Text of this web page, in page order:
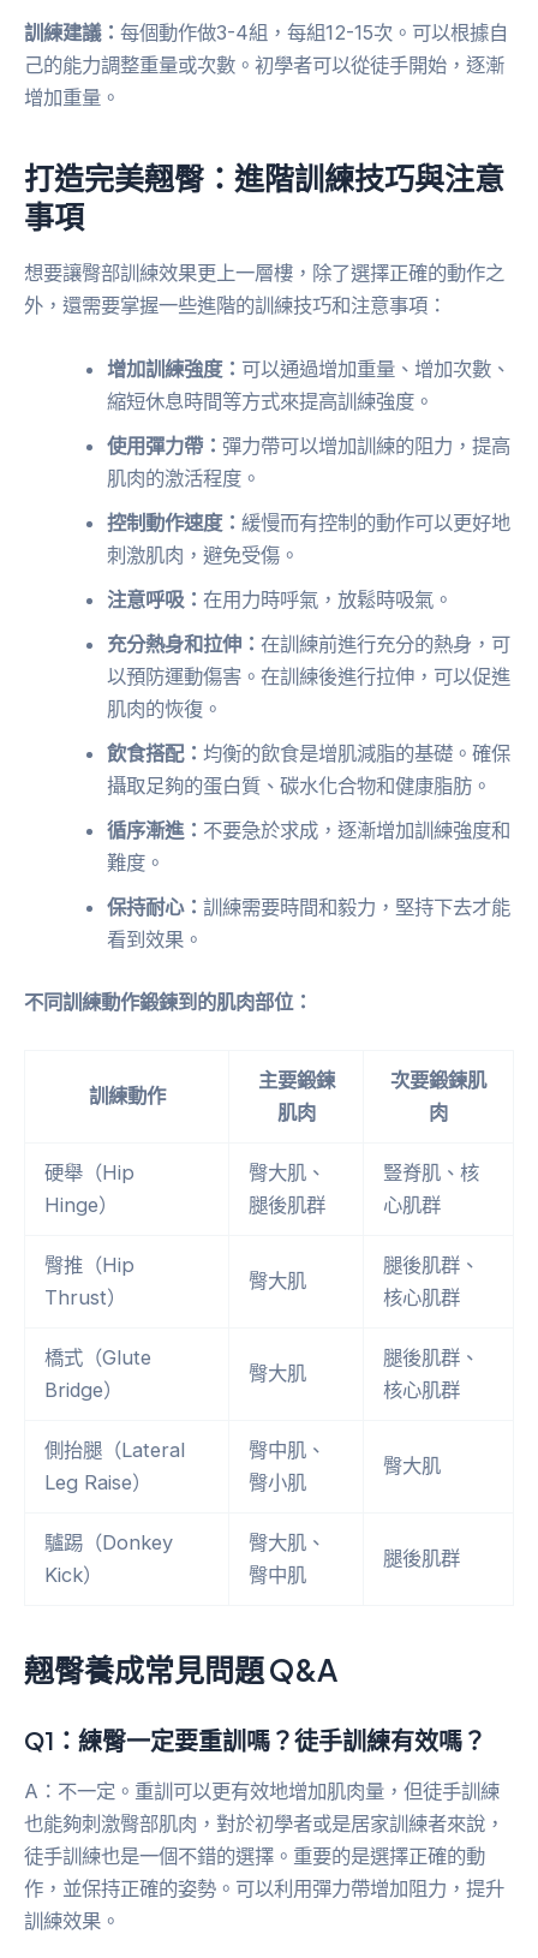
訓練建議： 每個動作做3-4組，每組12-15次。可以根據自
己的能力調整重量或次數。初學者可以從徒手開始，逐漸
增加重量。
打造完美翹臀：進階訓練技巧與注意
事項
想要讓臀部訓練效果更上一層樓，除了選擇正確的動作之
外，還需要掌握一些進階的訓練技巧和注意事項：
增加訓練強度： 可以通過增加重量、增加次數、
縮短休息時間等方式來提高訓練強度。
使用彈力帶： 彈力帶可以增加訓練的阻力，提高
肌肉的激活程度。
控制動作速度：緩慢而有控制的動作可以更好地
刺激肌肉，避免受傷。
注意呼吸：在用力時呼氣，放鬆時吸氣。
充分熱身和拉伸：在訓練前進行充分的熱身，可
以預防運動傷害。在訓練後進行拉伸，可以促進
肌肉的恢復。
飲食搭配：均衡的飲食是增肌減脂的基礎。確保
攝取足夠的蛋白質、碳水化合物和健康脂肪。
循序漸進： 不要急於求成，逐漸增加訓練強度和
難度。
保持耐心：訓練需要時間和毅力，堅持下去才能
看到效果。
不同訓練動作鍛鍊到的肌肉部位：
訓練動作
主要鍛鍊
肌肉
次要鍛鍊肌
肉
硬舉（Hip
Hinge）
臀大肌、
腿後肌群
豎脊肌、核
心肌群
臀推（Hip
Thrust）
臀大肌
腿後肌群、
核心肌群
橋式（Glute
Bridge）
臀大肌
腿後肌群、
核心肌群
側抬腿（Lateral
Leg Raise）
臀中肌、
臀小肌
臀大肌
驢踢（Donkey
Kick）
臀大肌、
臀中肌
腿後肌群
翹臀養成常見問題 Q&A
Q1：練臀一定要重訓嗎？徒手訓練有效嗎？
A：不一定。重訓可以更有效地增加肌肉量，但徒手訓練
也能夠刺激臀部肌肉，對於初學者或是居家訓練者來說，
徒手訓練也是一個不錯的選擇。重要的是選擇正確的動
作，並保持正確的姿勢。可以利用彈力帶增加阻力，提升
訓練效果。